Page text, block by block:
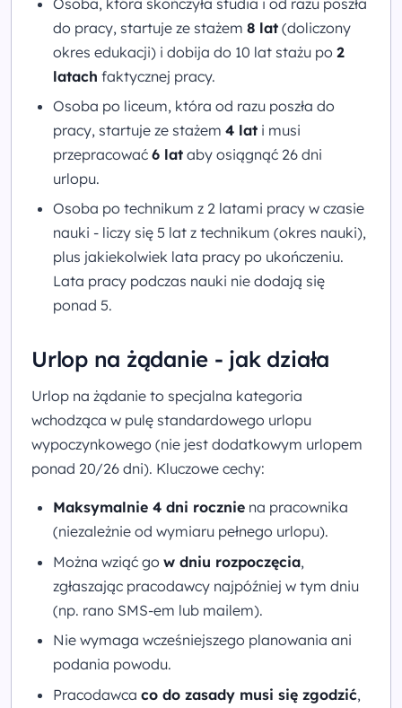
do pracy, startuje ze stażem 8 lat (doliczony
okres edukacji) i dobija do 10 lat stażu po 2
latach faktycznej pracy.
Osoba po liceum, która od razu poszła do
pracy, startuje ze stażem 4 lat i musi
przepracować 6 lat aby osiągnąć 26 dni
urlopu.
Osoba po technikum z 2 latami pracy w czasie
nauki - liczy się 5 lat z technikum (okres nauki),
plus jakiekolwiek lata pracy po ukończeniu.
Lata pracy podczas nauki nie dodają się
ponad 5.
Urlop na żądanie - jak działa
Urlop na żądanie to specjalna kategoria
wchodząca w pulę standardowego urlopu
wypoczynkowego (nie jest dodatkowym urlopem
ponad 20/26 dni). Kluczowe cechy:
Maksymalnie 4 dni rocznie na pracownika
(niezależnie od wymiaru pełnego urlopu).
Można wziąć go w dniu rozpoczęcia,
zgłaszając pracodawcy najpóźniej w tym dniu
(np. rano SMS-em lub mailem).
Nie wymaga wcześniejszego planowania ani
podania powodu.
Pracodawca co do zasady musi się zgodzić,